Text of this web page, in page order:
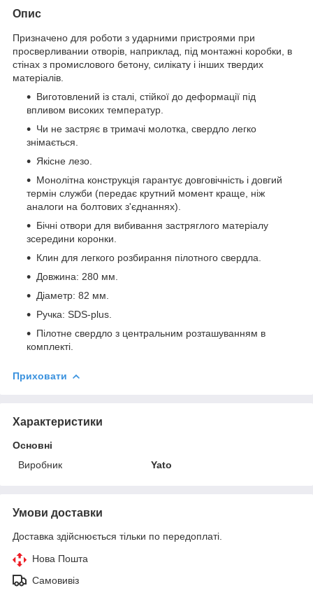
Опис
Призначено для роботи з ударними пристроями при
просверливании отворів, наприклад, під монтажні коробки, в
стінах з промислового бетону, силікату і інших твердих
матеріалів.
Виготовлений із сталі, стійкої до деформації під
впливом високих температур.
Чи не застряє в тримачі молотка, свердло легко
знімається.
Якісне лезо.
Монолітна конструкція гарантує довговічність і довгий
термін служби (передає крутний момент краще, ніж
аналоги на болтових з'єднаннях).
Бічні отвори для вибивання застряглого матеріалу
зсередини коронки.
Клин для легкого розбирання пілотного свердла.
Довжина: 280 мм.
Діаметр: 82 мм.
Ручка: SDS-plus.
Пілотне свердло з центральним розташуванням в
комплекті.
Приховати
Характеристики
Основні
Виробник
Yato
Умови доставки
Доставка здійснюється тільки по передоплаті.
Нова Пошта
Самовивіз